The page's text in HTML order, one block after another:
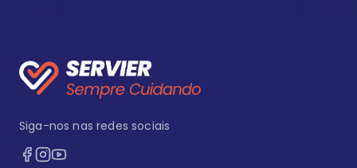
Siga-nos nas redes sociais